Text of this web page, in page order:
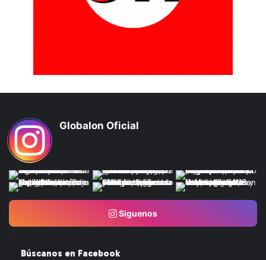
Globalon Oficial
Siguenos
Búscanos en Facebook